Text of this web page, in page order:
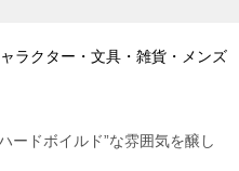
ラクター・文具・雑貨・メンズ
ードボイルド”な雰囲気を醸し